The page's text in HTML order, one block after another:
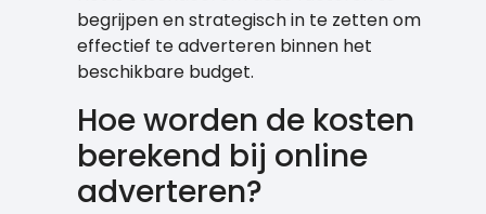
begrijpen en strategisch in te zetten om
effectief te adverteren binnen het
beschikbare budget.
Hoe worden de kosten
berekend bij online
adverteren?